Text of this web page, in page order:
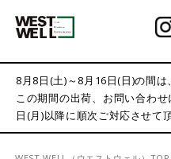
8月8日(土)～8月16日(日)の間は
この期間の出荷、お問い合わ
日(月)以降に順次ご対応させて